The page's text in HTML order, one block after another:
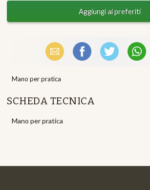
Email FacebookX (Twitter)
Mano per pratica
SCHEDA TECNICA
Mano per pratica